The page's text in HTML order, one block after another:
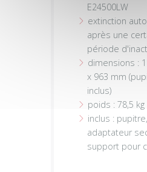
E24500LW
extinction
après une
période
dimensions :
x 963 mm
inclus)
poids : 78,5 kg
inclus : pupitre,
adaptateur
support pour